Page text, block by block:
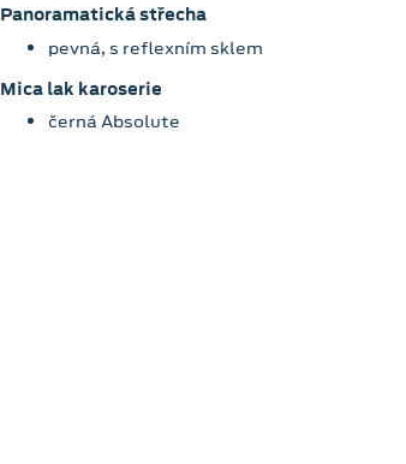
Panoramatická střecha
pevná, s reflexním sklem
Mica lak karoserie
černá Absolute